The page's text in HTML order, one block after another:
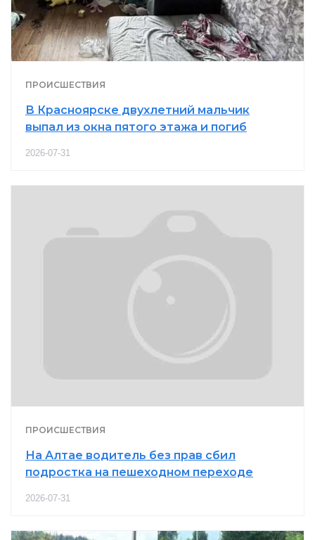
ПРОИСШЕСТВИЯ
В Красноярске двухлетний мальчик
выпал из окна пятого этажа и погиб
2026-07-31
ПРОИСШЕСТВИЯ
На Алтае водитель без прав сбил
подростка на пешеходном переходе
2026-07-31